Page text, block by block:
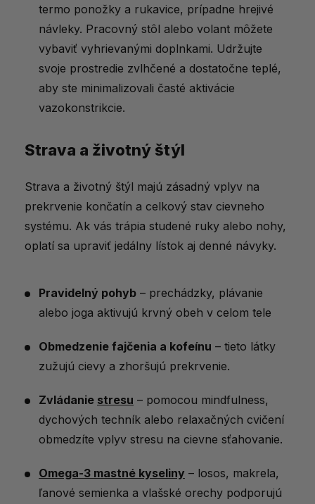
termo ponožky a rukavice, prípadne hrejivé
návleky. Pracovný stôl alebo volant môžete
vybaviť vyhrievanými doplnkami. Udržujte
svoje prostredie zvlhčené a dostatočne teplé,
aby ste minimalizovali časté aktivácie
vazokonstrikcie.
Strava a životný štýl
Strava a životný štýl majú zásadný vplyv na
prekrvenie končatín a celkový stav cievneho
systému. Ak vás trápia studené ruky alebo nohy,
oplatí sa upraviť jedálny lístok aj denné návyky.
Pravidelný pohyb – prechádzky, plávanie
alebo joga aktivujú krvný obeh v celom tele
Obmedzenie fajčenia a kofeínu – tieto látky
zužujú cievy a zhoršujú prekrvenie.
Zvládanie stresu – pomocou mindfulness,
dychových techník alebo relaxačných cvičení
obmedzíte vplyv stresu na cievne sťahovanie.
Omega-3 mastné kyseliny – losos, makrela,
ľanové semienka a vlašské orechy podporujú